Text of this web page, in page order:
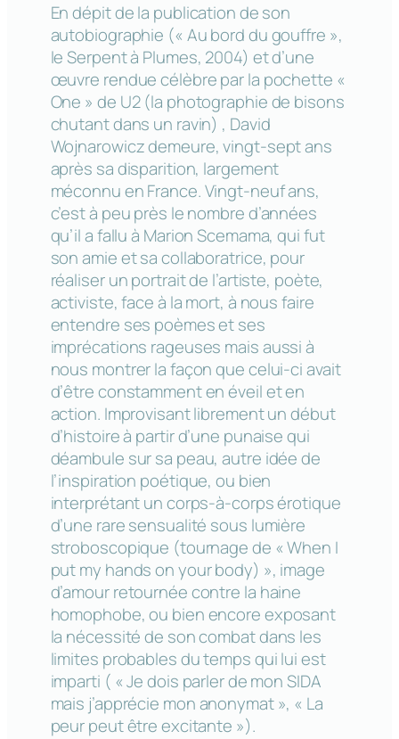
En dépit de la publication de son
autobiographie (« Au bord du gouffre »,
le Serpent à Plumes, 2004) et d’une
œuvre rendue célèbre par la pochette «
One » de U2 (la photographie de bisons
chutant dans un ravin) , David
Wojnarowicz demeure, vingt-sept ans
après sa disparition, largement
méconnu en France. Vingt-neuf ans,
c’est à peu près le nombre d’années
qu’il a fallu à Marion Scemama, qui fut
son amie et sa collaboratrice, pour
réaliser un portrait de l’artiste, poète,
activiste, face à la mort, à nous faire
entendre ses poèmes et ses
imprécations rageuses mais aussi à
nous montrer la façon que celui-ci avait
d’être constamment en éveil et en
action. Improvisant librement un début
d’histoire à partir d’une punaise qui
déambule sur sa peau, autre idée de
l’inspiration poétique, ou bien
interprétant un corps-à-corps érotique
d’une rare sensualité sous lumière
stroboscopique (tournage de « When I
put my hands on your body) », image
d’amour retournée contre la haine
homophobe, ou bien encore exposant
la nécessité de son combat dans les
limites probables du temps qui lui est
imparti ( « Je dois parler de mon SIDA
mais j’apprécie mon anonymat », « La
peur peut être excitante »).